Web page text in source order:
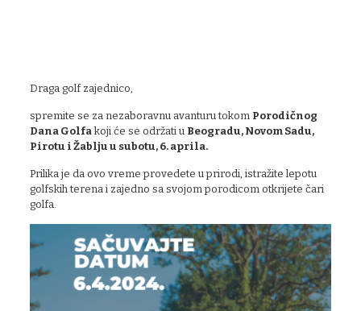
Draga golf zajednico,
spremite se za nezaboravnu avanturu tokom Porodičnog
Dana Golfakoji će se održati u Beogradu, Novom Sadu,
Pirotu i Žablju u subotu, 6. aprila.
Prilika je da ovo vreme provedete u prirodi, istražite lepotu
golfskih terena i zajedno sa svojom porodicom otkrijete čari
golfa.